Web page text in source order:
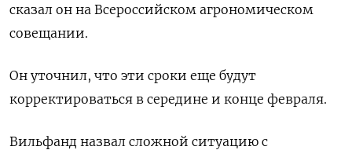
сказал он на Всероссийском агрономическом
совещании.
Он уточнил, что эти сроки еще будут
корректироваться в середине и конце февраля.
Вильфанд назвал сложной ситуацию с